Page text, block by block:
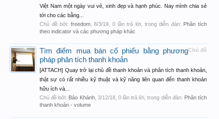
Việt Nam một ngày vui vẻ, xinh đẹp và hạnh phúc. Nay mình chia sẻ
tới cho các bằng...
Chủ đề bởi: freedom,8/3/19 , 0 lần trả lời, trong diễn đàn: Phân tích
theo indicator và các phương pháp khác
Chủ đề
Tìm điểm mua bán cổ phiếu bằng phương
pháp phân tích thanh khoản
[ATTACH] Quay trở lại chủ đề thanh khoản và phân tích thanh khoản,
thật sự có rất nhiều kỹ thuật và kỹ năng liên quan đến thanh khoản
hữu ích và...
Chủ đề bởi: Bảo Khánh, 3/12/18, 0 lần trả lời, trong diễn đàn: Phân tích
thanh khoản - volume